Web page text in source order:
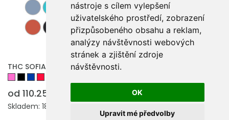
nástroje s cílem vylepšení
uživatelského prostředí, zobrazení
přizpůsobeného obsahu a reklam,
analýzy návštěvnosti webových
stránek a zjištění zdroje
návštěvnosti.
OK
Upravit mé předvolby
THC SOFIA. Dámské bavlněné tričko s páskem
od 110.25 Kč
Skladem: 181243 ks.